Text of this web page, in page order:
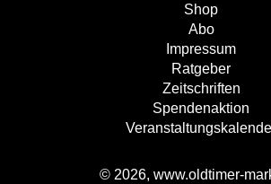
Shop
Abo
Impressum
Ratgeber
Zeitschriften
Spendenaktion
© 2026, www.oldtimer-